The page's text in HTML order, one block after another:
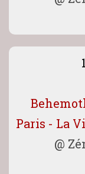
Paris - La
@